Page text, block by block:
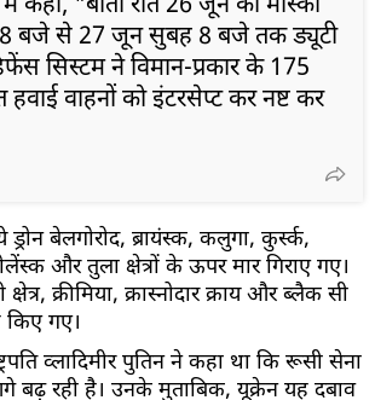
8 बजे से 27 जून सुबह 8 बजे तक ड्यूटी
सिस्टम ने विमान-प्रकार के 175
हवाई वाहनों को इंटरसेप्ट कर नष्ट कर
बेलगोरोद, ब्रायंस्क, कलुगा, कुर्स्क,
और तुला क्षेत्रों के ऊपर मार गिराए गए।
क्रीमिया, क्रास्नोदार क्राय और ब्लैक सी
किए गए।
व्लादिमीर पुतिन ने कहा था कि रूसी सेना
बढ़ रही है। उनके मुताबिक, यूक्रेन यह दबाव